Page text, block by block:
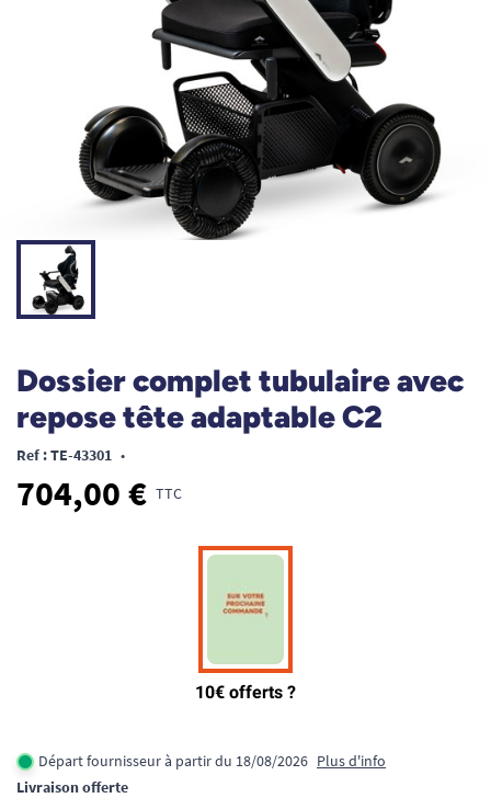
Dossier complet tubulaire avec
repose tête adaptable C2
Ref : TE-43301 •
704,00 € TTC
Départ fournisseur à partir du 18/08/2026 Plus d'info
Livraison offerte